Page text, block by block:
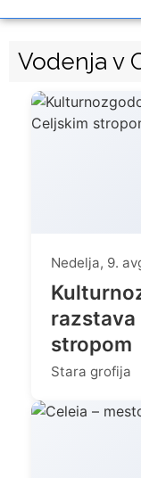
Vodenja v
Nedelja, 9.
razstava
stropom
Stara grofija